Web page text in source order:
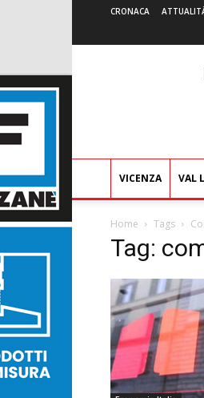
CRONACA
VICENZA VAL
Home Tags
Tag: